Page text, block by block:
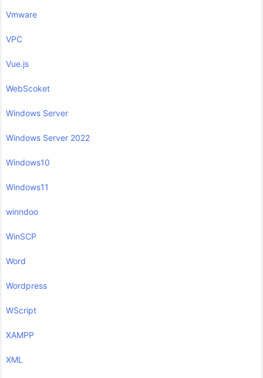
Vmware
VPC
Vue.js
WebScoket
Windows Server
Windows Server 2022
Windows10
Windows11
winndoo
WinSCP
Word
Wordpress
WScript
XAMPP
XML